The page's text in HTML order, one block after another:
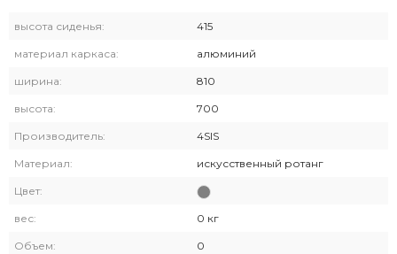
высота сиденья: 415
материал каркаса: алюминий
ширина: 810
высота: 700
Производитель: 4SIS
Материал: искусственный ротанг
Цвет:
вес: 0 кг
Объем: 0